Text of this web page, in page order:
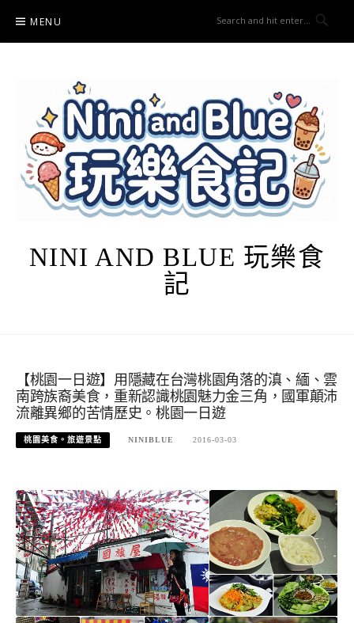
content
MENU
NINI AND BLUE 玩樂食
記
【桃園一日遊】用隱藏在台灣桃園角落的滇、緬、雲
南跨族裔美食，重新認識桃園魅力金三角，國軍顛沛
流離異鄉的苦情歷史。桃園一日遊
桃園美食。旅遊景點 NINIBLUE 2016-03-03